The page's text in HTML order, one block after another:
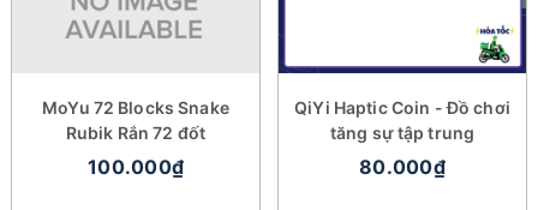
MoYu 72 Blocks Snake
Rubik Rắn 72 đốt
100.000₫
QiYi Haptic Coin - Đồ chơi
tăng sự tập trung
80.000₫